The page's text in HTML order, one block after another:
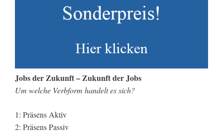
Jobs der Zukunft – Zukunft der Jobs
Um welche Verbform handelt es sich?
1: Präsens Aktiv
2: Präsens Passiv